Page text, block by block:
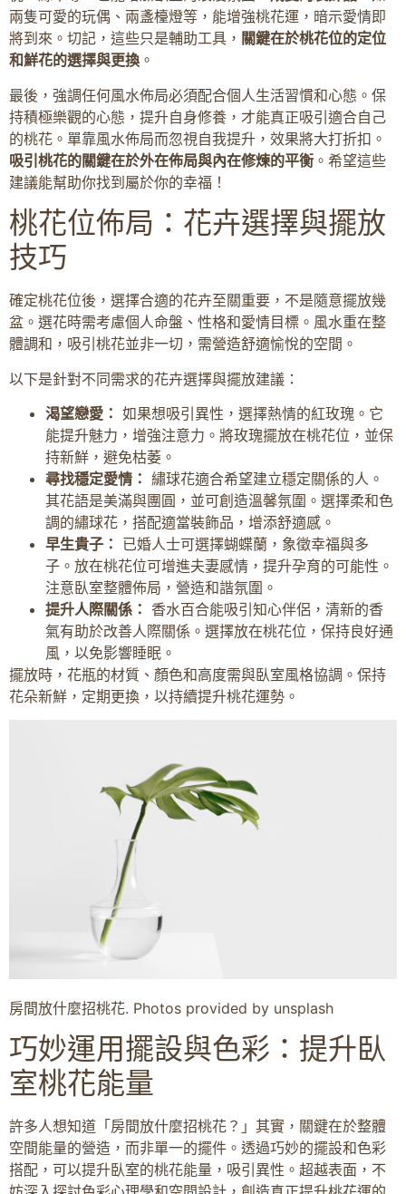
兩隻可愛的玩偶、兩盞檯燈等，能增強桃花運，暗示愛情即
將到來。切記，這些只是輔助工具， 關鍵在於桃花位的定位
和鮮花的選擇與更換 。
最後，強調任何風水佈局必須配合個人生活習慣和心態。保
持積極樂觀的心態，提升自身修養，才能真正吸引適合自己
的桃花。單靠風水佈局而忽視自我提升，效果將大打折扣。
吸引桃花的關鍵在於外在佈局與內在修煉的平衡 。希望這些
建議能幫助你找到屬於你的幸福！
桃花位佈局：花卉選擇與擺放
技巧
確定桃花位後，選擇合適的花卉至關重要，不是隨意擺放幾
盆。選花時需考慮個人命盤、性格和愛情目標。風水重在整
體調和，吸引桃花並非一切，需營造舒適愉悅的空間。
以下是針對不同需求的花卉選擇與擺放建議：
渴望戀愛： 如果想吸引異性，選擇熱情的紅玫瑰。它
能提升魅力，增強注意力。將玫瑰擺放在桃花位，並保
持新鮮，避免枯萎。
尋找穩定愛情： 繡球花適合希望建立穩定關係的人。
其花語是美滿與團圓，並可創造溫馨氛圍。選擇柔和色
調的繡球花，搭配適當裝飾品，增添舒適感。
早生貴子： 已婚人士可選擇蝴蝶蘭，象徵幸福與多
子。放在桃花位可增進夫妻感情，提升孕育的可能性。
注意臥室整體佈局，營造和諧氛圍。
提升人際關係： 香水百合能吸引知心伴侶，清新的香
氣有助於改善人際關係。選擇放在桃花位，保持良好通
風，以免影響睡眠。
擺放時，花瓶的材質、顏色和高度需與臥室風格協調。保持
花朵新鮮，定期更換，以持續提升桃花運勢。
房間放什麼招桃花. Photos provided by unsplash
巧妙運用擺設與色彩：提升臥
室桃花能量
許多人想知道「房間放什麼招桃花？」其實，關鍵在於整體
空間能量的營造，而非單一的擺件。透過巧妙的擺設和色彩
搭配，可以提升臥室的桃花能量，吸引異性。超越表面，不